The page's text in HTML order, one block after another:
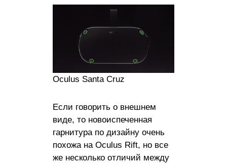
Oculus Santa Cruz
Если говорить о внешнем
виде, то новоиспеченная
гарнитура по дизайну очень
похожа на Oculus Rift, но все
же несколько отличий между